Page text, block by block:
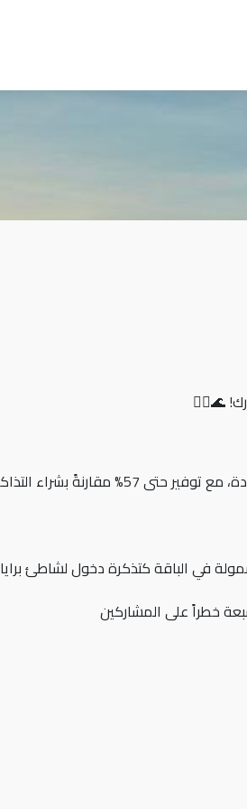
🌊🏄‍♂️
التذاكر الفردية!
في الباقة كتذكرة دخول لشاطئ برايا
خطراً على المشاركين